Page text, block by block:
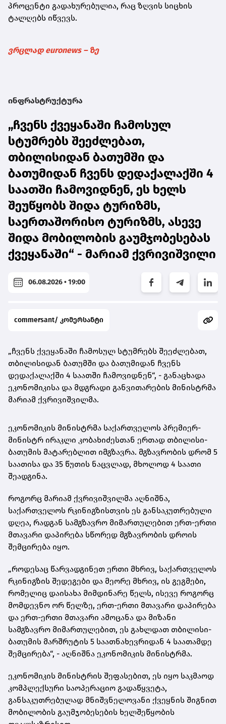
პროცენტი გადახურებულია, რაც ზღვის სიცხის
ტალღებს იწვევს.
ვრცლად euronews – ზე
ინფრასტრუქტურა
„ჩვენს ქვეყანაში ჩამოსულ
სტუმრებს შეეძლებათ,
თბილისიდან ბათუმში და
ბათუმიდან ჩვენს დედაქალაქში 4
საათში ჩამოვიდნენ, ეს ხელს
შეუწყობს შიდა ტურიზმს,
საერთაშორისო ტურიზმს, ასევე
შიდა მობილობის გაუმჯობესებას
ქვეყანაში“ - მარიამ ქვრივიშვილი
06.08.2026 • 19:00
commersant/ კომერსანტი
„ჩვენს ქვეყანაში ჩამოსულ სტუმრებს შეეძლებათ,
თბილისიდან ბათუმში და ბათუმიდან ჩვენს
დედაქალაქში 4 საათში ჩამოვიდნენ“, - განაცხადა
ეკონომიკისა და მდგრადი განვითარების მინისტრმა
მარიამ ქვრივიშვილმა.
ეკონომიკის მინისტრმა საქართველოს პრემიერ-
მინისტრ ირაკლი კობახიძესთან ერთად თბილისი-
ბათუმის მატარებლით იმგზავრა. მგზავრობის დრომ 5
საათისა და 35 წუთის ნაცვლად, მხოლოდ 4 საათი
შეადგინა.
როგორც მარიამ ქვრივიშვილმა აღნიშნა,
საქართველოს რკინიგზისთვის ეს განსაკუთრებული
დღეა, რადგან სამგზავრო მიმართულებით ერთ-ერთი
მთავარი დაპირება სწორედ მგზავრობის დროის
შემცირება იყო.
„როდესაც წარვადგინეთ ერთი მხრივ, საქართველოს
რკინიგზის შედეგები და მეორე მხრივ, ის გეგმები,
რომელიც დაისახა მიმდინარე წელს, ისევე როგორც
მომდევნო ორ წელზე, ერთ-ერთი მთავარი დაპირება
და ერთ-ერთი მთავარი ამოცანა და მიზანი
სამგზავრო მიმართულებით, ეს გახლდათ თბილისი-
ბათუმის მარშრუტის 5 საათნახევრიდან 4 საათამდე
შემცირება“, - აღნიშნა ეკონომიკის მინისტრმა.
ეკონომიკის მინისტრის შეფასებით, ეს იყო საკმაოდ
კომპლექსური საოპერაციო გადაწყვეტა,
განსაკუთრებულად მნიშვნელოვანი ქვეყნის შიგნით
მობილობის გაუმჯობესების ხელშეწყობის